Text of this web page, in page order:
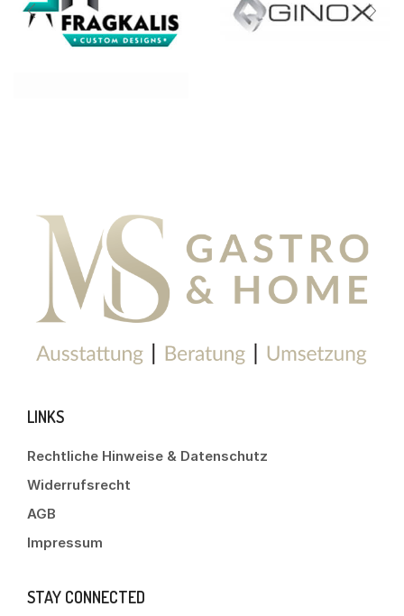
LINKS
Rechtliche Hinweise & Datenschutz
Widerrufsrecht
AGB
Impressum
STAY CONNECTED